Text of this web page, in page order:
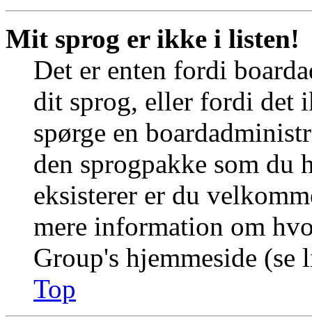
Mit sprog er ikke i listen!
Det er enten fordi
dit sprog, eller fordi det
spørge en
den sprogpakke som du
eksisterer er du
mere information om
Group's hjemmeside (se
Top